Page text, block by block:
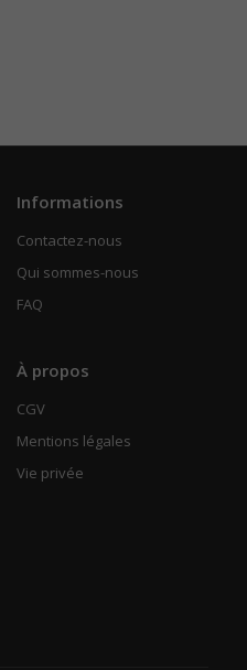
Informations
Contactez-nous
Qui sommes-nous
FAQ
À propos
CGV
Mentions légales
Vie privée